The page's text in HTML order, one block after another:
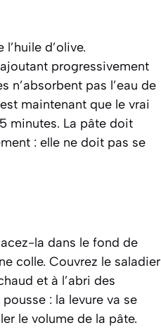
d’olive.
progressivement
n’absorbent pas l’eau de
maintenant que le vrai
minutes. La pâte doit
: elle ne doit pas se
la dans le fond de
colle. Couvrez le saladier
et à l’abri des
pousse : la levure va se
le volume de la pâte.